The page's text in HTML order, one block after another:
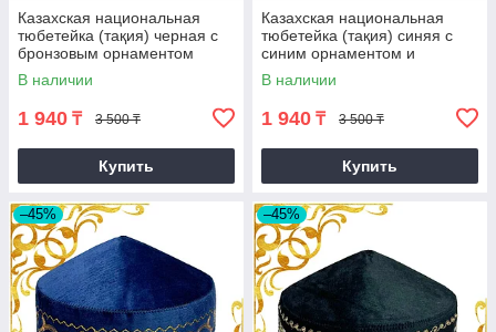
Казахская национальная
тюбетейка (тақия) черная с
бронзовым орнаментом
В наличии
1 940 ₸ 3 500 ₸
Купить
Казахская национальная
тюбетейка (тақия) синяя с
синим орнаментом и
оранжевой строчкой (2)
В наличии
1 940 ₸ 3 500 ₸
Купить
–45% –45%